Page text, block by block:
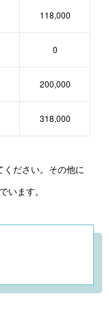
118,000
0
200,000
318,000
ださい。その他に
います。